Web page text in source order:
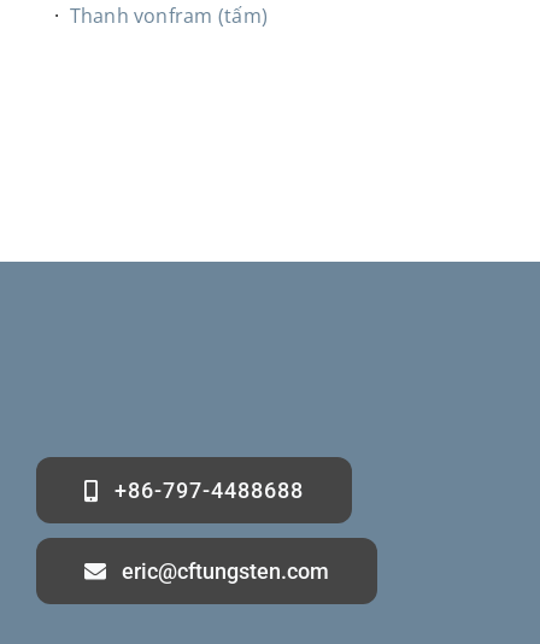
· Thanh vonfram (tấm)
+86-797-4488688
eric@cftungsten.com